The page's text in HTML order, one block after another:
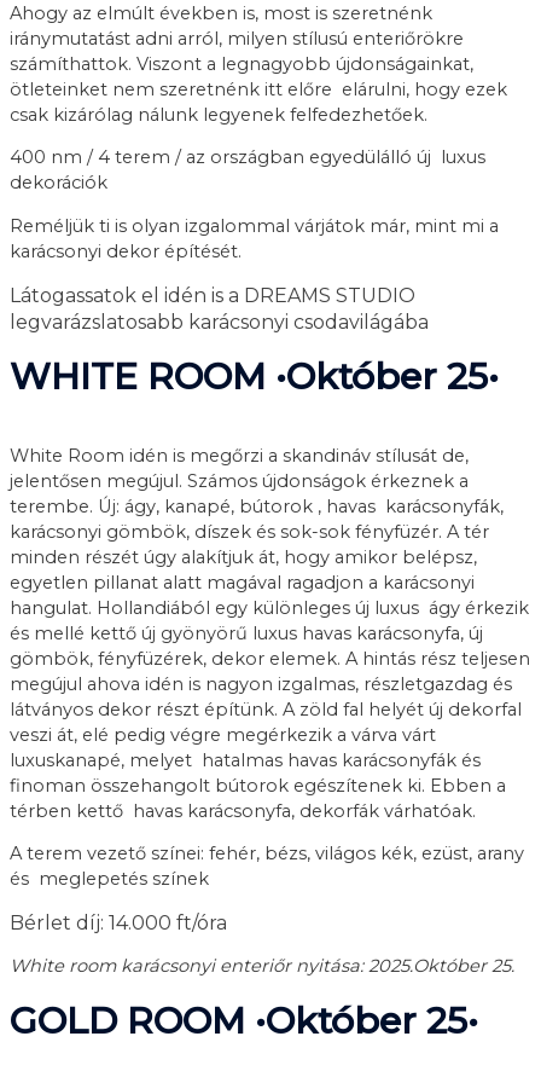
Ahogy az elmúlt években is, most is szeretnénk
iránymutatást adni arról, milyen stílusú enteriőrökre
számíthattok. Viszont a legnagyobb újdonságainkat,
ötleteinket nem szeretnénk itt előre elárulni, hogy ezek
csak kizárólag nálunk legyenek felfedezhetőek.
400 nm / 4 terem / az országban egyedülálló új luxus
dekorációk
Reméljük ti is olyan izgalommal várjátok már, mint mi a
karácsonyi dekor építését.
Látogassatok el idén is a DREAMS STUDIO
legvarázslatosabb karácsonyi csodavilágába
WHITE ROOM •Október 25•
White Room idén is megőrzi a skandináv stílusát de,
jelentősen megújul. Számos újdonságok érkeznek a
terembe. Új: ágy, kanapé, bútorok , havas karácsonyfák,
karácsonyi gömbök, díszek és sok-sok fényfüzér. A tér
minden részét úgy alakítjuk át, hogy amikor belépsz,
egyetlen pillanat alatt magával ragadjon a karácsonyi
hangulat. Hollandiából egy különleges új luxus ágy érkezik
és mellé kettő új gyönyörű luxus havas karácsonyfa, új
gömbök, fényfüzérek, dekor elemek. A hintás rész teljesen
megújul ahova idén is nagyon izgalmas, részletgazdag és
látványos dekor részt építünk. A zöld fal helyét új dekorfal
veszi át, elé pedig végre megérkezik a várva várt
luxuskanapé, melyet hatalmas havas karácsonyfák és
finoman összehangolt bútorok egészítenek ki. Ebben a
térben kettő havas karácsonyfa, dekorfák várhatóak.
A terem vezető színei: fehér, bézs, világos kék, ezüst, arany
és meglepetés színek
Bérlet díj: 14.000 ft/óra
White room karácsonyi enteriőr nyitása: 2025.Október 25.
GOLD ROOM •Október 25•